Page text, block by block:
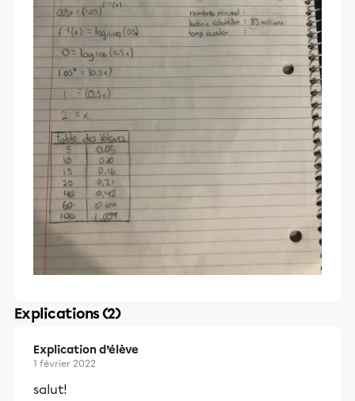
Explications (2)
Explication d’élève
1 février 2022
salut!